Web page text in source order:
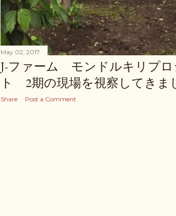
May 02, 2017
J-ファーム モンドルキリプロ
ト 2期の現場を視察してきま
Share Post a Comment